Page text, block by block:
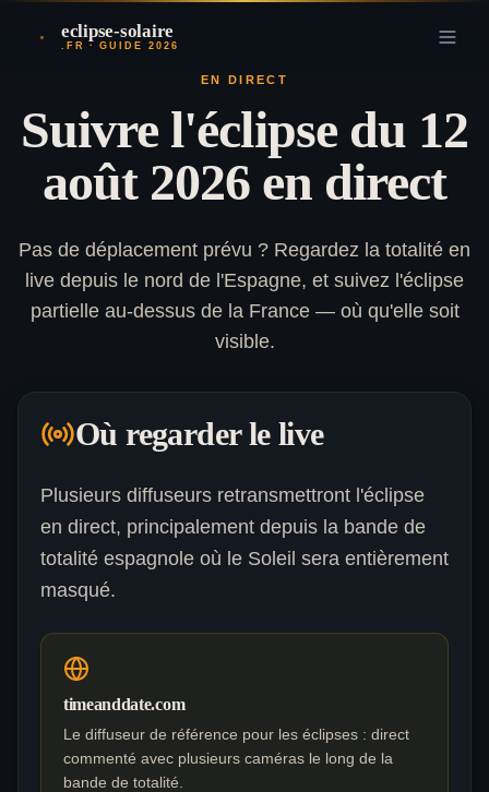
eclipse-solaire
.FR · GUIDE 2026
EN DIRECT
Suivre l'éclipse du 12
août 2026 en direct
Pas de déplacement prévu ? Regardez la totalité en
live depuis le nord de l'Espagne, et suivez l'éclipse
partielle au-dessus de la France — où qu'elle soit
visible.
Où regarder le live
Plusieurs diffuseurs retransmettront l'éclipse
en direct, principalement depuis la bande de
totalité espagnole où le Soleil sera entièrement
masqué.
timeanddate.com
Le diffuseur de référence pour les éclipses : direct
commenté avec plusieurs caméras le long de la
bande de totalité.